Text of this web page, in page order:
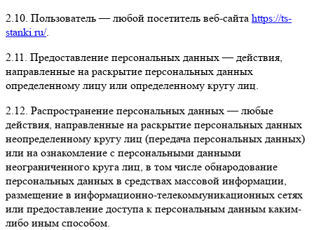
2.10. Пользователь — любой посетитель веб-сайта https://ts-
stanki.ru/.
2.11. Предоставление персональных данных — действия,
направленные на раскрытие персональных данных
определенному лицу или определенному кругу лиц.
2.12. Распространение персональных данных — любые
действия, направленные на раскрытие персональных данных
неопределенному кругу лиц (передача персональных данных)
или на ознакомление с персональными данными
неограниченного круга лиц, в том числе обнародование
персональных данных в средствах массовой информации,
размещение в информационно-телекоммуникационных сетях
или предоставление доступа к персональным данным каким-
либо иным способом.